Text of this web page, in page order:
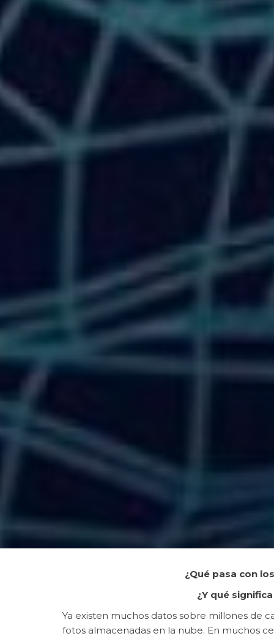
¿Qué pasa con
¿Y qué
Ya existen muchos datos sobre millones de
fotos almacenadas en la nube. En muchos